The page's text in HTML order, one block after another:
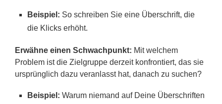
Beispiel: So schreiben Sie eine Überschrift, die
die Klicks erhöht.
Erwähne einen Schwachpunkt: Mit welchem ​​
Problem ist die Zielgruppe derzeit konfrontiert, das sie
ursprünglich dazu veranlasst hat, danach zu suchen?
Beispiel: Warum niemand auf Deine Überschriften